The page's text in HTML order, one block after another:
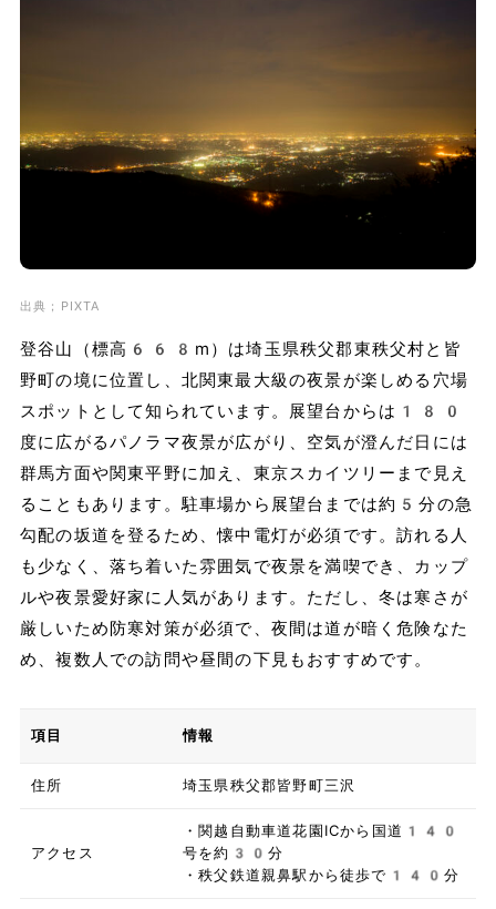
出典；PIXTA
登谷山（標高668m）は埼玉県秩父郡東秩父村と皆
野町の境に位置し、北関東最大級の夜景が楽しめる穴場
スポットとして知られています。展望台からは180
度に広がるパノラマ夜景が広がり、空気が澄んだ日には
群馬方面や関東平野に加え、東京スカイツリーまで見え
ることもあります。駐車場から展望台までは約5分の急
勾配の坂道を登るため、懐中電灯が必須です。訪れる人
も少なく、落ち着いた雰囲気で夜景を満喫でき、カップ
ルや夜景愛好家に人気があります。ただし、冬は寒さが
厳しいため防寒対策が必須で、夜間は道が暗く危険なた
め、複数人での訪問や昼間の下見もおすすめです。
項目 情報
住所 埼玉県秩父郡皆野町三沢
アクセス
・関越自動車道花園ICから国道140
号を約30分
・秩父鉄道親鼻駅から徒歩で140分